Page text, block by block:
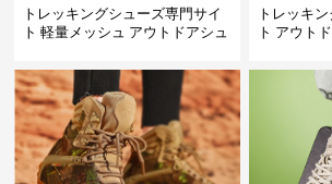
トレッキングシューズ専門サイ
ト 軽量メッシュ アウトドアシュ
トレッキ
ト アウト